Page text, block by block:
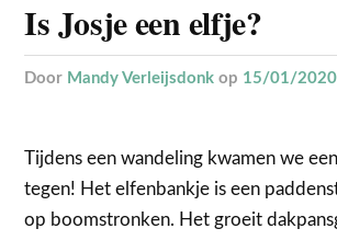
Is Josje een elfje?
door Mandy Verleijsdonk op 15/01/2020
Tijdens een wandeling kwamen we
tegen! Het elfenbankje is een
op boomstronken. Het groeit